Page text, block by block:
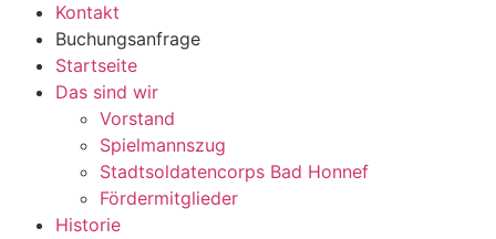
Kontakt
Buchungsanfrage
Startseite
Das sind wir
Vorstand
Spielmannszug
Stadtsoldatencorps Bad Honnef
Fördermitglieder
Historie